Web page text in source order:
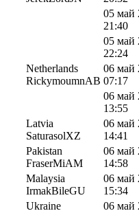
05 май
21:40
05 май
22:24
Netherlands
RickymoumnAB
06 май
07:17
06 май
13:55
Latvia
SaturasolXZ
06 май
14:41
Pakistan
FraserMiAM
06 май
14:58
Malaysia
IrmakBileGU
06 май
15:34
Ukraine
06 май